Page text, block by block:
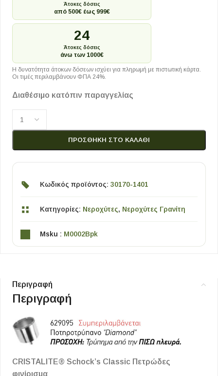
Άτοκες δόσεις
από 500€ έως 999€
24
Άτοκες δόσεις
άνω των 1000€
Η δυνατότητα άτοκων δόσεων ισχύει για πληρωμή με πιστωτική κάρτα.
Οι τιμές περιλαμβάνουν ΦΠΑ 24%.
Διαθέσιμο κατόπιν παραγγελίας
ΠΡΟΣΘΉΚΗ ΣΤΟ ΚΑΛΆΘΙ
Κωδικός προϊόντος: 30170-1401
Κατηγορίες: Νεροχύτες, Νεροχύτες Γρανίτη
Msku : M0002Bpk
Περιγραφή
Περιγραφή
CRISTALITE® Schock’s Classic Πετρώδες
φινίρισμα